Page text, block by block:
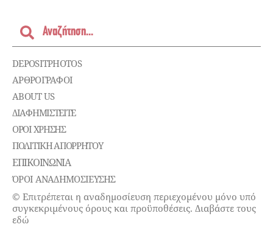
DEPOSITPHOTOS
ΑΡΘΡΟΓΡΑΦΟΙ
ABOUT US
ΔΙΑΦΗΜΙΣΤΕΊΤΕ
ΌΡΟΙ ΧΡΉΣΗΣ
ΠΟΛΙΤΙΚΉ ΑΠΟΡΡΉΤΟΥ
ΕΠΙΚΟΙΝΩΝΊΑ
ΌΡΟΙ ΑΝΑΔΗΜΟΣΙΕΥΣΗΣ
© Επιτρέπεται η αναδημοσίευση περιεχομένου μόνο υπό
συγκεκριμένους όρους και προϋποθέσεις. Διαβάστε τους
εδώ